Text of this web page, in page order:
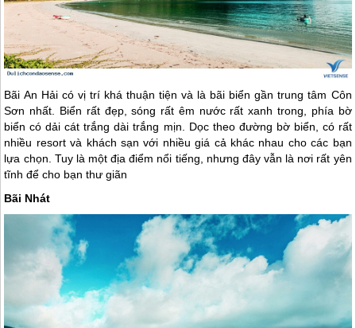
Bãi An Hải có vị trí khá thuận tiện và là bãi biển gần trung tâm Côn
Sơn nhất. Biển rất đẹp, sóng rất êm nước rất xanh trong, phía bờ
biển có dải cát trắng dài trắng mịn. Dọc theo đường bờ biển, có rất
nhiều resort và khách sạn với nhiều giá cả khác nhau cho các bạn
lựa chọn. Tuy là một địa điểm nổi tiếng, nhưng đây vẫn là nơi rất yên
tĩnh để cho bạn thư giãn
Bãi Nhát